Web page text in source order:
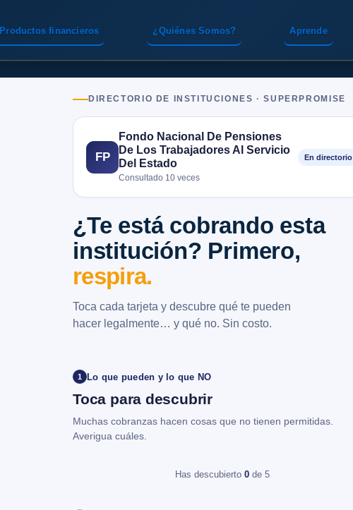
Productos financieros ¿Quiénes Somos? Aprende
DIRECTORIO DE INSTITUCIONES · SUPERPROMISE
FP
Fondo Nacional De Pensiones
De Los Trabajadores Al Servicio
Del Estado
Consultado 10 veces
En directorio
¿Te está cobrando esta
institución? Primero,
respira.
Toca cada tarjeta y descubre qué te pueden
hacer legalmente… y qué no. Sin costo.
1 Lo que pueden y lo que NO
Toca para descubrir
Muchas cobranzas hacen cosas que no tienen permitidas.
Averigua cuáles.
Has descubierto 0 de 5